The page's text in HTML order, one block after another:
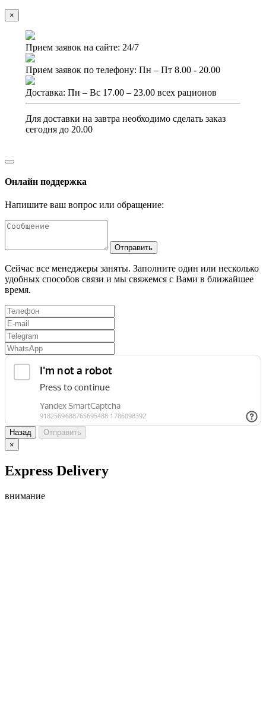
×
Прием заявок на сайте: 24/7
Прием заявок по телефону: Пн – Пт 8.00 - 20.00
Доставка: Пн – Вс 17.00 – 23.00 всех рационов
Для доставки на завтра необходимо сделать заказ
сегодня до 20.00
Онлайн поддержка
Напишите ваш вопрос или обращение:
Отправить
Сейчас все менеджеры заняты. Заполните один или несколько
удобных способов связи и мы свяжемся с Вами в ближайшее
время.
Назад
Отправить
×
Express Delivery
внимание